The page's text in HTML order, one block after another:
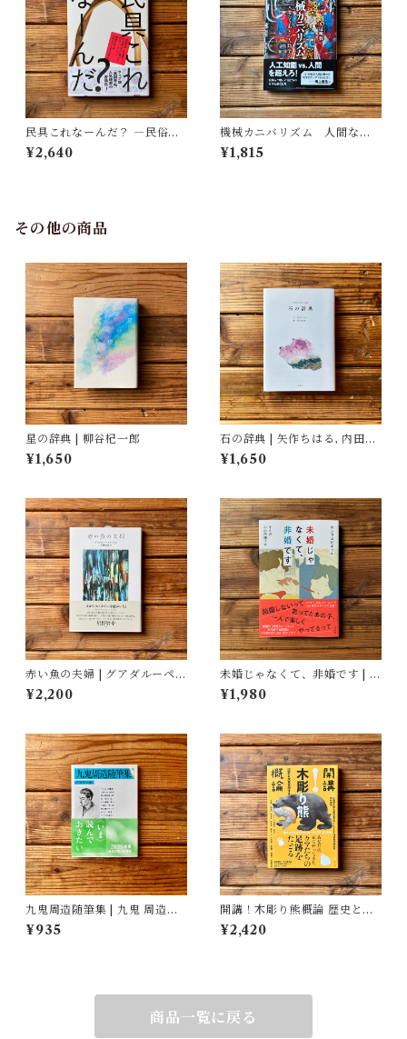
民具これなーんだ？ ―民俗学
者・宮本常一が美術大学に遺
した民具コレクション | 加藤幸
¥2,640
機械カニバリズム 人間なき
あとの人類学へ｜久保 明教
¥1,815
その他の商品
星の辞典 | 柳谷杞一郎
¥1,650
石の辞典 | 矢作ちはる, 内田有
美 (イラスト)
¥1,650
赤い魚の夫婦 | グアダルーペ・
ネッテル, 宇野和美(訳)
¥2,200
未婚じゃなくて、非婚です | ホ
ンサムピギョル, すんみ(翻訳),
小山内園子(翻訳)
¥1,980
九鬼周造随筆集 | 九鬼 周造
(著), 菅野 昭正(編)
¥935
開講！木彫り熊概論 歴史と文
化を旅する | 北海道大学大学院
文学院文化多様性論講座博物
¥2,420
商品一覧に戻る